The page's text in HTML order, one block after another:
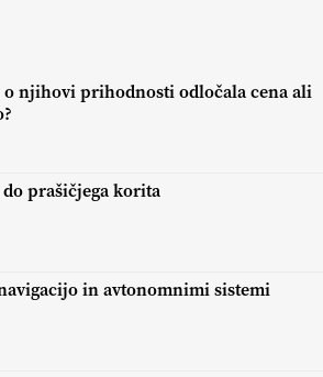
njihovi prihodnosti odločala cena ali
prašičjega korita
in avtonomnimi sistemi